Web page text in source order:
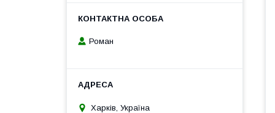
Роман
Харків, Україна